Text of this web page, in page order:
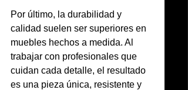
Por último, la durabilidad y
calidad suelen ser superiores en
muebles hechos a medida. Al
trabajar con profesionales que
cuidan cada detalle, el resultado
es una pieza única, resistente y